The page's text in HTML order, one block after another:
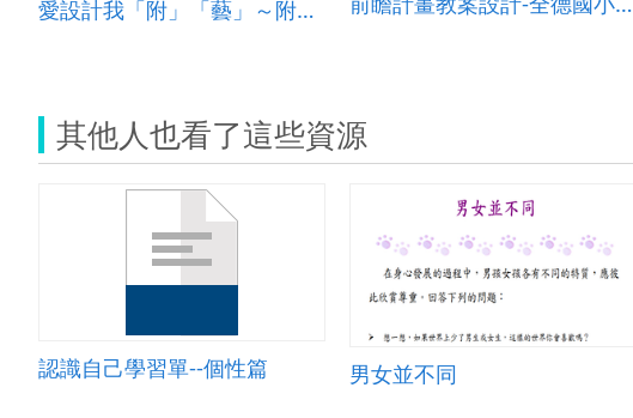
愛設計我「附」「藝」～附小校園美感改造行動
其他人也看了這些資源
認識自己學習單--個性篇 男女並不同